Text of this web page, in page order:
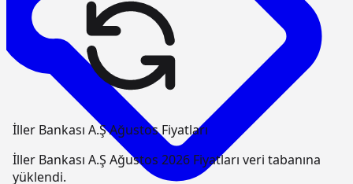
İller Bankası A.Ş Ağustos Fiyatları
İller Bankası A.Ş Ağustos 2026 Fiyatları veri tabanına
yüklendi.